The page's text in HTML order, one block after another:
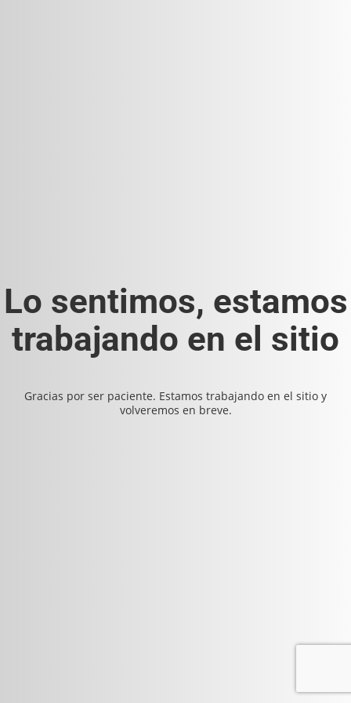
Lo sentimos, estamos
trabajando en el sitio
Gracias por ser paciente. Estamos trabajando en el sitio y
volveremos en breve.